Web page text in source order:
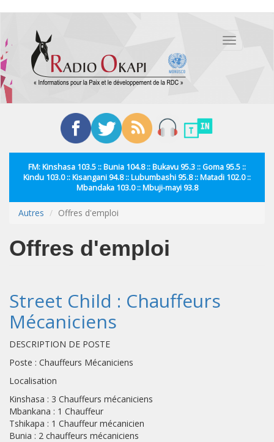
contenu
principal
Toggle
FM: Kinshasa 103.5 :: Bunia 104.8 :: Bukavu 95.3 :: Goma 95.5 ::
Kindu 103.0 :: Kisangani 94.8 :: Lubumbashi 95.8 :: Matadi 102.0 ::
Mbandaka 103.0 :: Mbuji-mayi 93.8
Autres Offres d'emploi
Offres d'emploi
Street Child : Chauffeurs
Mécaniciens
DESCRIPTION DE POSTE
Poste : Chauffeurs Mécaniciens
Localisation
Kinshasa : 3 Chauffeurs mécaniciens
Mbankana : 1 Chauffeur
Tshikapa : 1 Chauffeur mécanicien
Bunia : 2 chauffeurs mécaniciens